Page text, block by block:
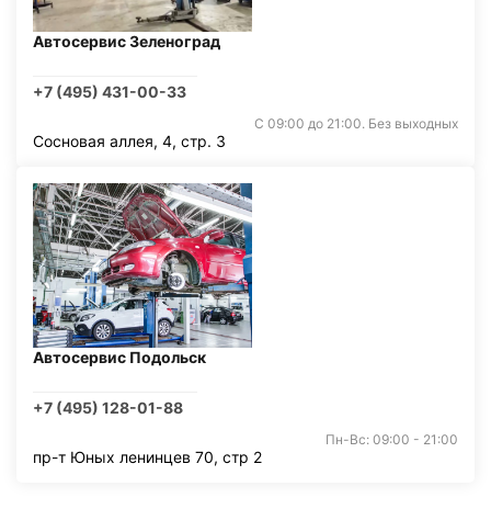
Автосервис Зеленоград
+7 (495) 431-00-33
С 09:00 до 21:00. Без выходных
Сосновая аллея, 4, стр. 3
Автосервис Подольск
+7 (495) 128-01-88
Пн-Вс: 09:00 - 21:00
пр-т Юных ленинцев 70, стр 2